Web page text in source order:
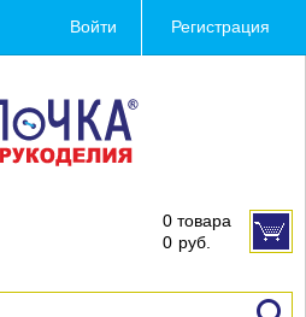
Войти Регистрация
0 товара
0 руб.